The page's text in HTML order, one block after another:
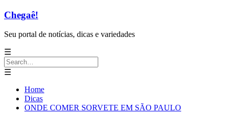
Chegaê!
Seu portal de notícias, dicas e variedades
☰
Search
for:
☰
Home
Dicas
ONDE COMER SORVETE EM SÃO PAULO